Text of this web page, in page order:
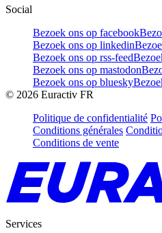
Social
Bezoek ons op facebook
Bezoek ons op linkedin
Bezoek ons op rss-feed
Bezoek ons op mastodon
Bezoek ons op bluesky
© 2026 Euractiv FR
Politique de confidentialité
Conditions générales
Conditions de vente
Services